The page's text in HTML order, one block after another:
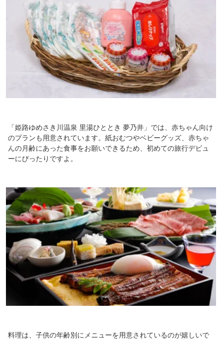
「姫路ゆめさき川温泉 里湯ひととき 夢乃井」では、赤ちゃん向け
のプランも用意されています。紙おむつやベビーグッズ、赤ちゃ
んの月齢にあった食事をお願いできるため、初めての旅行デビュ
ーにぴったりですよ。
料理は、子供の年齢別にメニューを用意されているのが嬉しいで